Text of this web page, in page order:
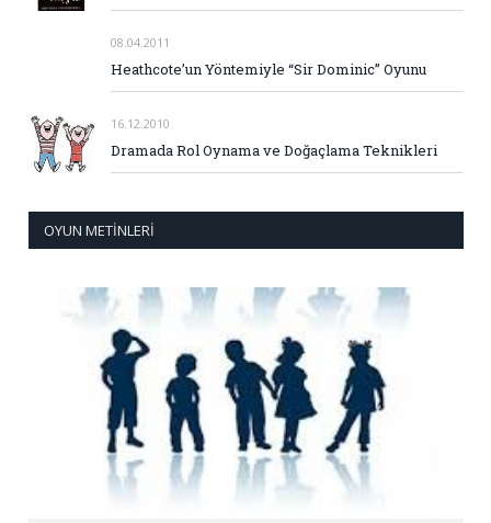
08.04.2011
Heathcote’un Yöntemiyle “Sir Dominic” Oyunu
16.12.2010
Dramada Rol Oynama ve Doğaçlama Teknikleri
OYUN METINLERI